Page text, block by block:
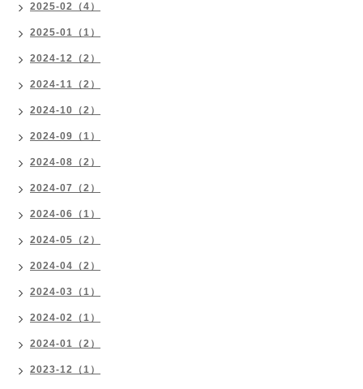
2025-02（4）
2025-01（1）
2024-12（2）
2024-11（2）
2024-10（2）
2024-09（1）
2024-08（2）
2024-07（2）
2024-06（1）
2024-05（2）
2024-04（2）
2024-03（1）
2024-02（1）
2024-01（2）
2023-12（1）